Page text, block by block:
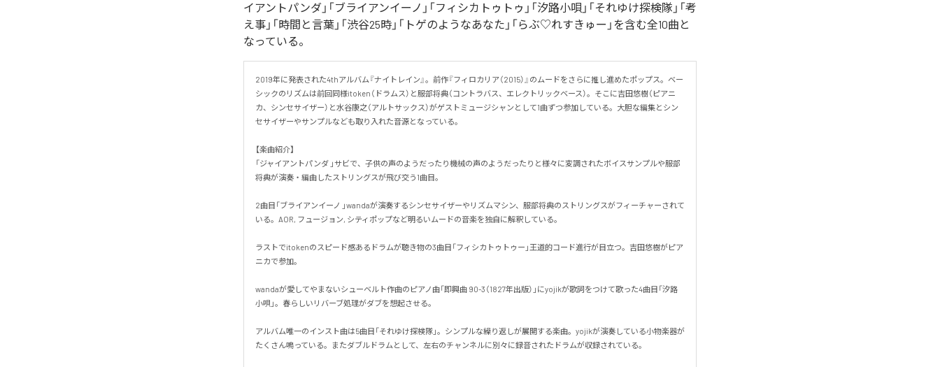
イアントパンダ」「ブライアンイーノ」「フィシカトゥトゥ」「汐路小唄」「それゆけ探検隊」「考
え事」「時間と言葉」「渋谷25時」「トゲのようなあなた」「らぶ♡れすきゅー」を含む全10曲と
なっている。
2019年に発表された4thアルバム『ナイトレイン』。前作『フィロカリア（2015）』のムードをさらに推し進めたポップス。ベー
シックのリズムは前回同様itoken（ドラムス）と服部将典（コントラバス、エレクトリックベース）。そこに吉田悠樹（ピアニ
カ、シンセサイザー）と水谷康之（アルトサックス）がゲストミュージシャンとして1曲ずつ参加している。大胆な編集とシン
セサイザーやサンプルなども取り入れた音源となっている。
【楽曲紹介】
「ジャイアントパンダ 」サビで、子供の声のようだったり機械の声のようだったりと様々に変調されたボイスサンプルや服部
将典が演奏・編曲したストリングスが飛び交う1曲目。
2曲目「ブライアンイーノ 」wandaが演奏するシンセサイザーやリズムマシン、服部将典のストリングスがフィーチャーされて
いる。AOR, フュージョン, シティポップなど明るいムードの音楽を独自に解釈している。
ラストでitokenのスピード感あるドラムが聴き物の3曲目「フィシカトゥトゥー」王道的コード進行が目立つ。吉田悠樹がピア
ニカで参加。
wandaが愛してやまないシューベルト作曲のピアノ曲「即興曲 90-3（1827年出版）」にyojikが歌詞をつけて歌った4曲目「汐路
小唄」。春らしいリバーブ処理がダブを想起させる。
アルバム唯一のインスト曲は5曲目「それゆけ探検隊」。シンプルな繰り返しが展開する楽曲。yojikが演奏している小物楽器が
たくさん鳴っている。またダブルドラムとして、左右のチャンネルに別々に録音されたドラムが収録されている。